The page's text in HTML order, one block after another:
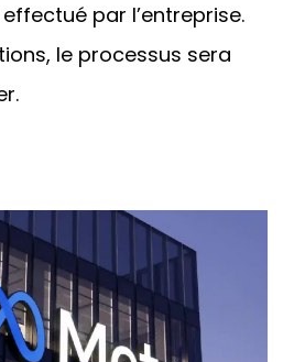
par l’entreprise.
le processus sera